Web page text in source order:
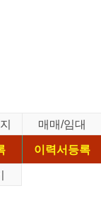
매매/임대
이력서등록